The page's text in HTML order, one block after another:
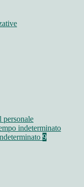
personale
indeterminato
9